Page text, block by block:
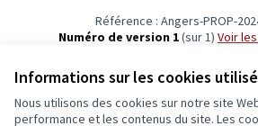
Informations sur les cookies
Nous utilisons des cookies sur notre site
performance et les contenus du site. Les
Référence : Angers-PROP-
Numéro de version 1(sur 1)
voir
Conditions d'utilisation
Paramètres des cookies